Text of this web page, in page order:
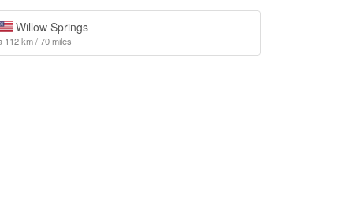
Willow Springs
112 km / 70 miles